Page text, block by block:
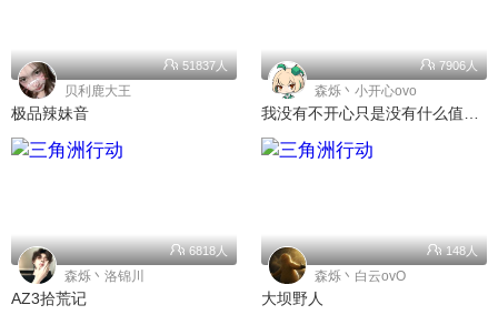
51837人
贝利鹿大王
极品辣妹音
7906人
森烁丶小开心ovo
6818人
森烁丶洛锦川
AZ3拾荒记
148人
森烁丶白云ovO
大坝野人